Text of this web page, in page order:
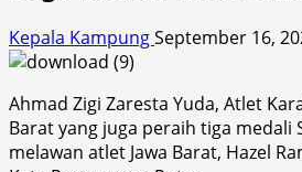
Kepala KampungSeptember 16,
Ahmad Zigi Zaresta Yuda, Atlet
Barat yang juga peraih tiga medali
melawan atlet Jawa Barat, Hazel